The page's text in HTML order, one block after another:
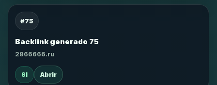
#75
Backlink generado 75
2866666.ru
SI Abrir